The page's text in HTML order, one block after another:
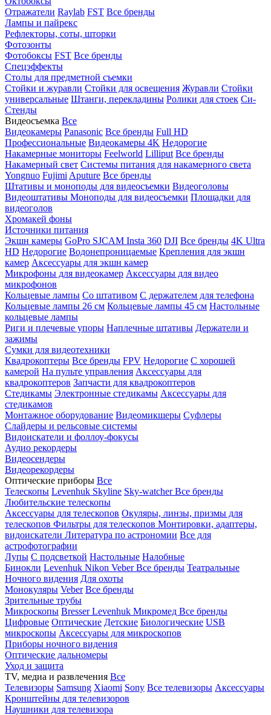
Отражатели Raylab FST Все бренды
Лампы и пайрекс
Рефлекторы, соты, шторки
Фотозонты
Фотобоксы FST Все бренды
Спецэффекты
Столы для предметной съемки
Стойки и журавли Стойки для освещения Журавли Стойки
универсальные Штанги, перекладины Ролики для стоек Си-
Стенды
Видеосъемка Все
Видеокамеры Panasonic Все бренды Full HD
Профессиональные Видеокамеры 4K Недорогие
Накамерные мониторы Feelworld Lilliput Все бренды
Накамерный свет Системы питания для накамерного света
Yongnuo Fujimi Aputure Все бренды
Штативы и моноподы для видеосъемки Видеоголовы
Видеоштативы Моноподы для видеосъемки Площадки для
видеоголов
Хромакей фоны
Источники питания
Экшн камеры GoPro SJCAM Insta 360 DJI Все бренды 4K Ultra
HD Недорогие Водонепроницаемые Крепления для экшн
камер Аксессуары для экшн камер
Микрофоны для видеокамер Аксессуары для видео
микрофонов
Кольцевые лампы Со штативом C держателем для телефона
Кольцевые лампы 26 см Кольцевые лампы 45 см Настольные
кольцевые лампы
Риги и плечевые упоры Наплечные штативы Держатели и
зажимы
Сумки для видеотехники
Квадрокоптеры Все бренды FPV Недорогие С хорошей
камерой На пульте управления Аксессуары для
квадрокоптеров Запчасти для квадрокоптеров
Стедикамы Электронные стедикамы Аксессуары для
стедикамов
Монтажное оборудование Видеомикшеры Суфлеры
Слайдеры и рельсовые системы
Видоискатели и фоллоу-фокусы
Аудио рекордеры
Видеосендеры
Видеорекордеры
Оптические приборы Все
Телескопы Levenhuk Skyline Sky-watcherВсе бренды
Любительские телескопы
Аксессуары для телескопов Окуляры, линзы, призмы для
телескопов Фильтры для телескопов Монтировки, адаптеры,
видоискатели Литература по астрономии Все для
астрофотографии
Лупы С подсветкой Настольные Налобные
Бинокли Levenhuk Nikon VeberВсе бренды Театральные
Ночного видения Для охоты
Монокуляры Veber Все бренды
Зрительные трубы
Микроскопы BresserLevenhuk Микромед Все бренды
Цифровые Оптические Детские Биологические USB
микроскопы Аксессуары для микроскопов
Приборы ночного видения
Оптические дальномеры
Уход и защита
TV, медиа и развлечения Все
Телевизоры Samsung Xiaomi Sony Все телевизоры Аксессуары
Кронштейны для телевизоров
Наушники для телевизора